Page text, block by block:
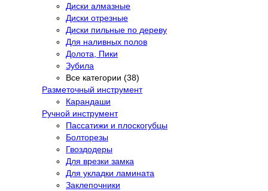
Диски алмазные
Диски отрезные
Диски пильные по дереву
Для наливных полов
Долота, Пики
Зубила
Все категории (38)
Разметочный инструмент
Карандаши
Ручной инструмент
Пассатижи и плоскогубцы
Болторезы
Гвоздодеры
Для врезки замка
Для укладки ламината
Заклепочники